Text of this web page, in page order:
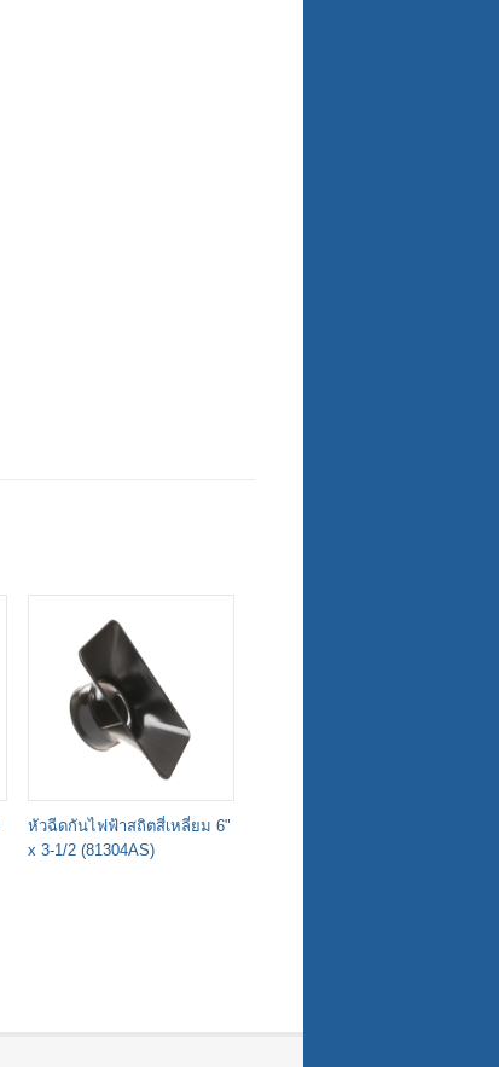
หัวฉีดกันไฟฟ้าสถิตสี่เหลี่ยม 6"
x 3-1/2 (81304AS)